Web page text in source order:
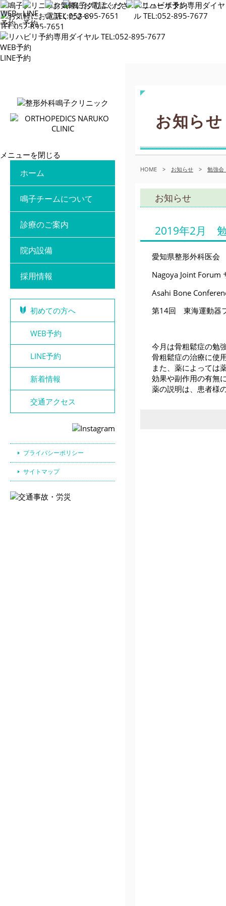
WEB予約
LINE予約
メニューを閉じる
ホーム
鳴子チームについて
診療のご案内
院内設備
採用情報
初めての方へ
WEB予約
LINE予約
新着情報
交通アクセス
プライバシーポリシー
サイトマップ
お知らせ
HOME > お知らせ > 勉強会
お知らせ
2019年2月
愛知県整形外科医会
Nagoya Joint Forum
Asahi Bone
第14回 東海運動器
今月は骨粗鬆症の勉
骨粗鬆症の治療に使
また、薬によっては
効果や副作用の有無
薬の説明は、患者様